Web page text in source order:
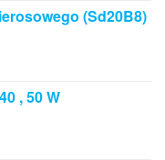
(Sd20B8)
, 50 W